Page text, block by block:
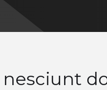
nesciunt